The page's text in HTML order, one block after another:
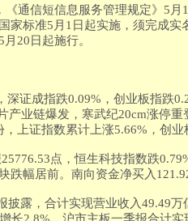
通信短信息服务管理规定》5
家标准5月1日起实施，须完成
20日起施行。
证成指跌0.09%，创业板指跌
产业链爆发，寒武纪20cm涨停
上证指数累计上涨5.66%，创业
点，恒生科技指数跌
幅居前。南向资金净买入
披露，合计实现营业收入49.49